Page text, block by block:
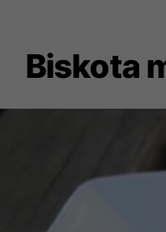
Biskota